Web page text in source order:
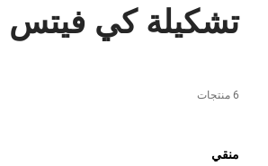
تشكيلة كي فيتس
6 منتجات
منقي